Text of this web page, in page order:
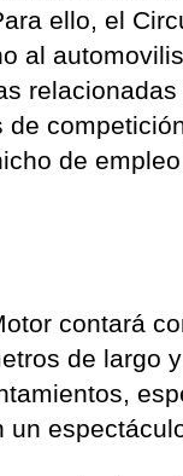
ello, el
al
de
contará
de largo